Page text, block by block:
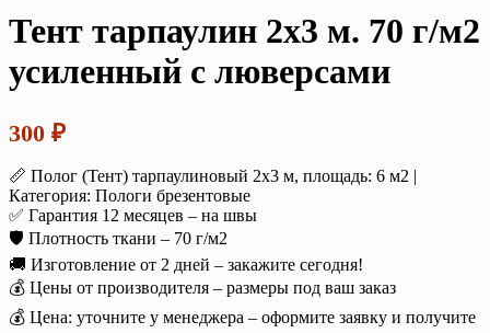
Тент тарпаулин 2х3 м. 70 г/м2
усиленный с люверсами
300 ₽
📏 Полог (Тент) тарпаулиновый 2х3 м, площадь: 6 м2 |
Категория: Пологи брезентовые
✅ Гарантия 12 месяцев – на швы
🛡️ Плотность ткани – 70 г/м2
🚚 Изготовление от 2 дней – закажите сегодня!
💰 Цены от производителя – размеры под ваш заказ
💰 Цена: уточните у менеджера – оформите заявку и получите